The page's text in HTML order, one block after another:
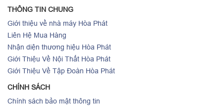
THÔNG TIN CHUNG
Giới thiệu về nhà máy Hòa Phát
Liên Hệ Mua Hàng
Nhận diện thương hiệu Hòa Phát
Giới Thiệu Về Nội Thất Hòa Phát
Giới Thiệu Về Tập Đoàn Hòa Phát
CHÍNH SÁCH
Chính sách bảo mật thông tin